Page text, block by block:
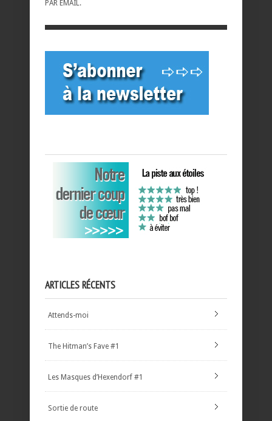
PAR EMAIL.
ARTICLES RÉCENTS
Attends-moi
The Hitman’s Fave #1
Les Masques d’Hexendorf #1
Sortie de route